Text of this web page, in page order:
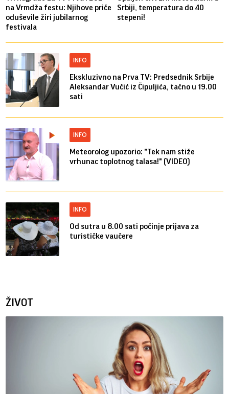
na Vrmdža festu: Njihove priče
oduševile žiri jubilarnog
festivala
Srbiji, temperatura do 40
stepeni!
INFO
Ekskluzivno na Prva TV: Predsednik Srbije
Aleksandar Vučić iz Čipuljića, tačno u 19.00
sati
INFO
Meteorolog upozorio: "Tek nam stiže
vrhunac toplotnog talasa!" (VIDEO)
INFO
Od sutra u 8.00 sati počinje prijava za
turističke vaučere
ŽIVOT